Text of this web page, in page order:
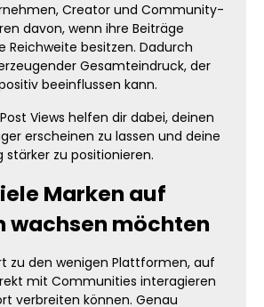
Creator und Community-
davon, wenn ihre Beiträge
Reichweite besitzen. Dadurch
Gesamteindruck, der
beeinflussen kann.
Views helfen dir dabei, deinen
erscheinen zu lassen und deine
stärker zu positionieren.
Marken auf
wachsen möchten
zu den wenigen Plattformen, auf
mit Communities interagieren
verbreiten können. Genau